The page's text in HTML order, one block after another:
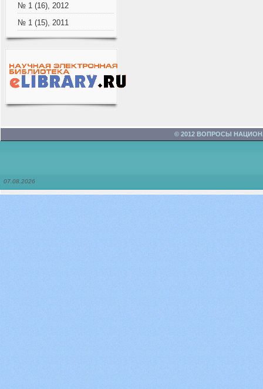
№ 1 (16), 2012
№ 1 (15), 2011
© 2012 ВОПРОСЫ
07.08.2026